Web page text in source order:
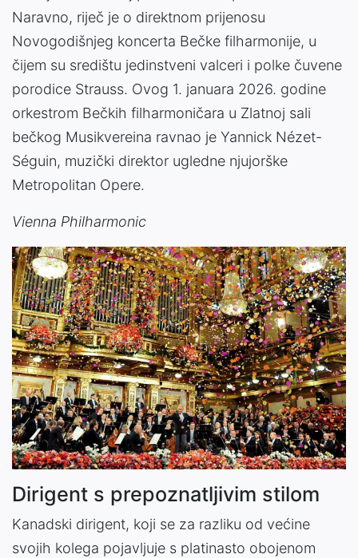
Naravno, riječ je o direktnom prijenosu
Novogodišnjeg koncerta Bečke filharmonije, u
čijem su središtu jedinstveni valceri i polke čuvene
porodice Strauss. Ovog 1. januara 2026. godine
orkestrom Bečkih filharmoničara u Zlatnoj sali
bečkog Musikvereina ravnao je Yannick Nézet-
Séguin, muzički direktor ugledne njujorške
Metropolitan Opere.
Vienna Philharmonic
Dirigent s prepoznatljivim stilom
Kanadski dirigent, koji se za razliku od većine
svojih kolega pojavljuje s platinasto obojenom